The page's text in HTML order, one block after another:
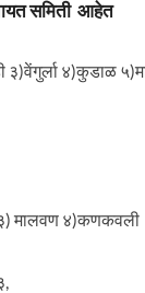
समिती आहेत
३)वेंगुर्ला ४)कुडाळ
३) मालवण ४)कणकवली